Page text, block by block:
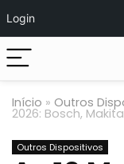
Login
Início » Outros
2026: Bosch,
Outros Dispositivos